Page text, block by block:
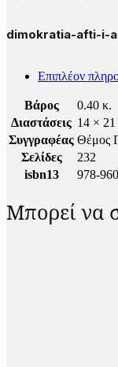
dimokratia-afti-i-
Επιπλέον
Βάρος
0.40 κ.
Διαστάσεις 14 × 21
Συγγραφέας Θέμος
Σελίδες
232
isbn13
978-
Μπορεί να